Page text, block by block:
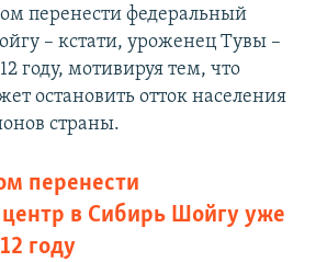
перенести федеральный
– кстати, уроженец Тувы –
году, мотивируя тем, что
остановить отток населения
страны.
перенести
в Сибирь Шойгу уже
году